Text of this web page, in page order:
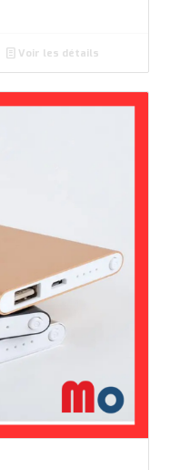
Voir les détails